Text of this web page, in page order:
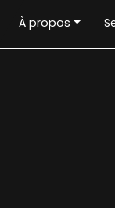
À propos